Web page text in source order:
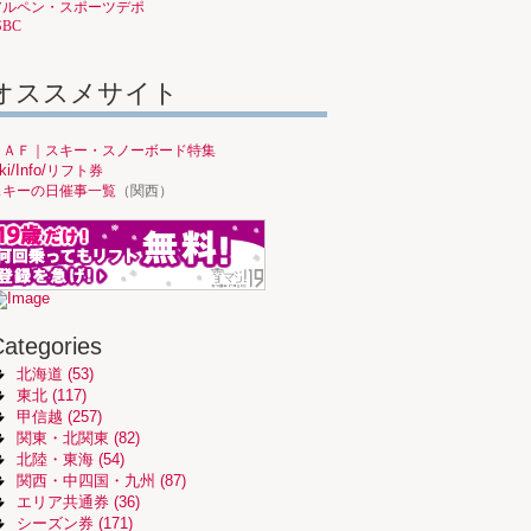
ルペン・スポーツデポ
ススメサイト
ＡＦ｜スキー・スノーボード特集
Info/リフト券
キーの日催事一覧 （関西）
北海道 (53)
東北 (117)
甲信越 (257)
関東・北関東 (82)
北陸・東海 (54)
関西・中四国・九州 (87)
エリア共通券 (36)
シーズン券 (171)